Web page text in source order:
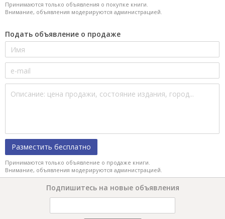
Принимаются только объявления о покупке книги.
Внимание, объявления модерируются администрацией.
Подать объявление о продаже
Разместить бесплатно
Принимаются только объявление о продаже книги.
Внимание, объявления модерируются администрацией.
Подпишитесь на новые объявления